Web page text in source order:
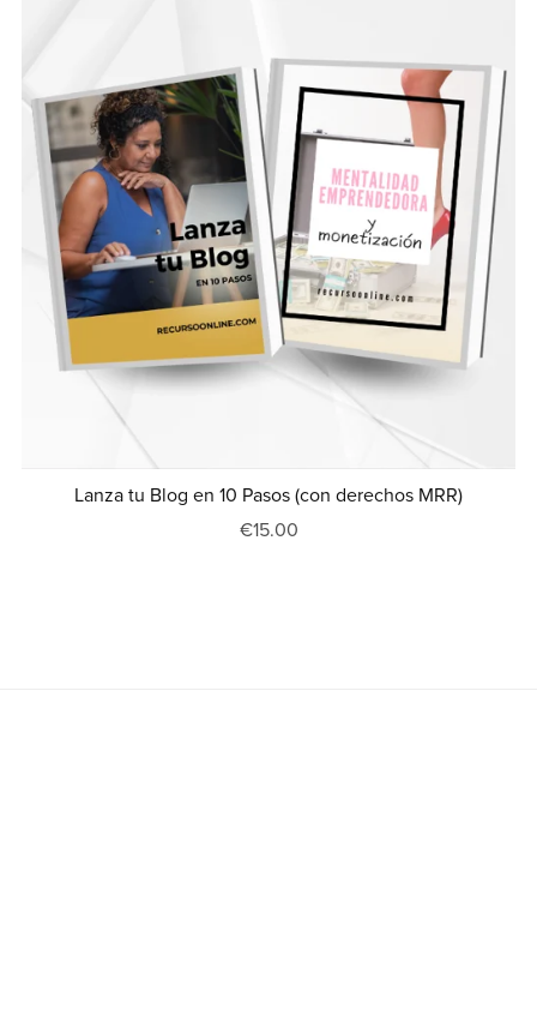
Lanza tu Blog en 10 Pasos (con derechos MRR)
€15.00